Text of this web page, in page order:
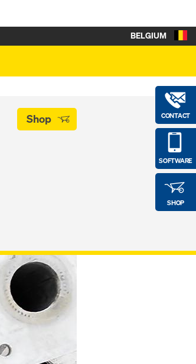
CONTACT
SOFTWARE
SHOP
BELGIUM
Shop